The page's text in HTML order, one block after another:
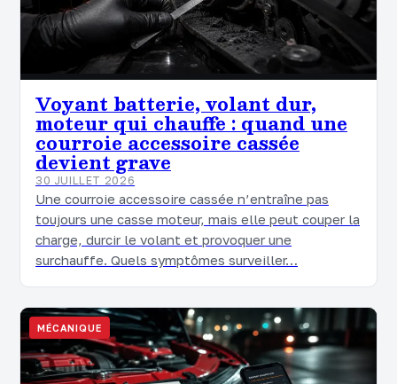
Voyant batterie, volant dur,
moteur qui chauffe : quand une
courroie accessoire cassée
devient grave
30 JUILLET 2026
Une courroie accessoire cassée n’entraîne pas
toujours une casse moteur, mais elle peut couper la
charge, durcir le volant et provoquer une
surchauffe. Quels symptômes surveiller…
MÉCANIQUE